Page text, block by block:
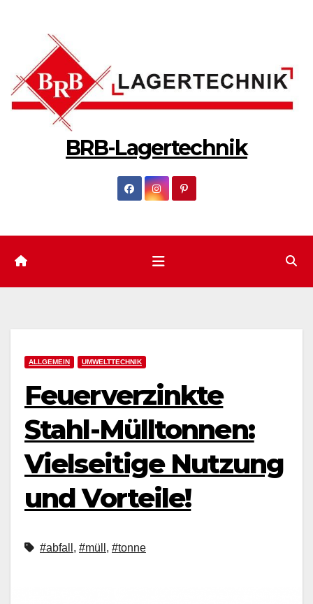
BRB-Lagertechnik
ALLGEMEIN UMWELTTECHNIK
Feuerverzinkte
Stahl-Mülltonnen:
Vielseitige Nutzung
und Vorteile!
#abfall , #müll , #tonne